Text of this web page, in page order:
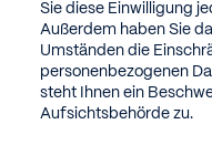
Sie diese Einwilligung
Außerdem haben Sie
Umständen die
personenbezogenen
steht Ihnen ein
Aufsichtsbehörde zu.